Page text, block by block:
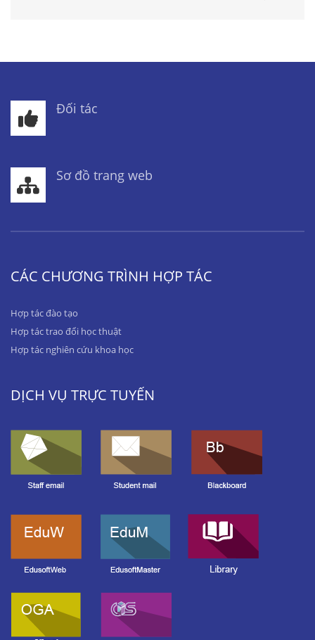
Đối tác
Sơ đồ trang web
CÁC CHƯƠNG TRÌNH HỢP TÁC
Hợp tác đào tạo
Hợp tác trao đổi học thuật
Hợp tác nghiên cứu khoa học
DỊCH VỤ TRỰC TUYẾN